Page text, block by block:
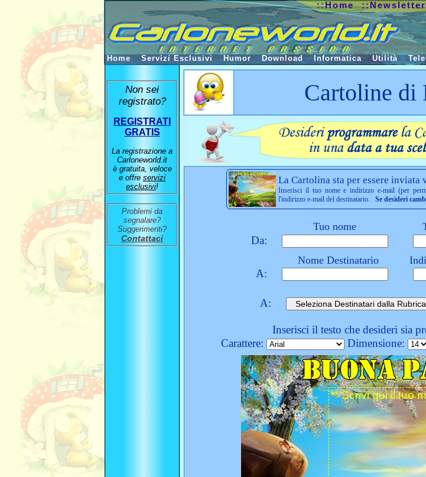
Cartoline di
La Cartolina sta per essere inviata
Inserisci il tuo nome e indirizzo e-mail (per
l'indirizzo e-mail del destinatario. Se desideri
Tuo nome
Da:
Nome Destinatario
A:
A:
Inserisci il testo che desideri sia
Carattere:
Dimensione:
Non sei
registrato?
REGISTRATI
GRATIS
La registrazione a
Carloneworld.it
è gratuita, veloce
e offre servizi
esclusivi!
Problemi da
segnalare?
Suggerimenti?
Contattaci
::Home ::Newsletter
Home Servizi Esclusivi Humor Download Informatica Utilità